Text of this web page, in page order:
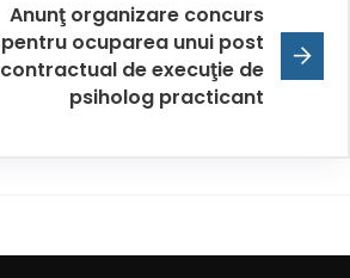
Anunţ organizare concurs
pentru ocuparea unui post
contractual de execuţie de
psiholog practicant